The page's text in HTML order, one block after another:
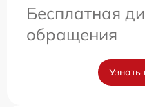
Бесплатная
обращения
Узнать